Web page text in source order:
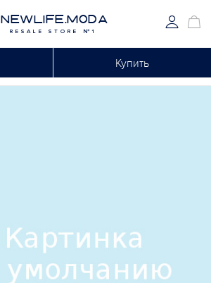
NEWLIFE.MODA
RESALE STORE №1
Купить